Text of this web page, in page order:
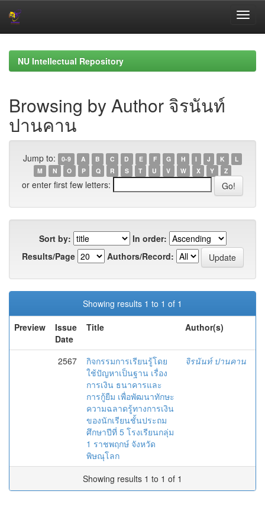
navigationNU Intellectual Repository
Browsing by Author จิรนันท์
ปานคาน
Jump to: 0-9 A B C D E F G H I J K
L
M
N O P Q R S T U V W X Y Z
or enter first few letters:
Sort by:
In order:
Results/Page
Authors/Record:
Showing results 1 to 1 of 1
Preview
Issue
Date
Title Author(s)
2567
กิจกรรมการเรียนรู้โดย
ใช้ปัญหาเป็นฐาน เรื่อง
การเงิน ธนาคารและ
การกู้ยืม เพื่อพัฒนาทักษะ
ความฉลาดรู้ทางการเงิน
ของนักเรียนชั้นประถม
ศึกษาปีที่ 5 โรงเรียนกลุ่ม
1 ราชพฤกษ์ จังหวัด
พิษณุโลก
จิรนันท์ ปานคาน
Showing results 1 to 1 of 1